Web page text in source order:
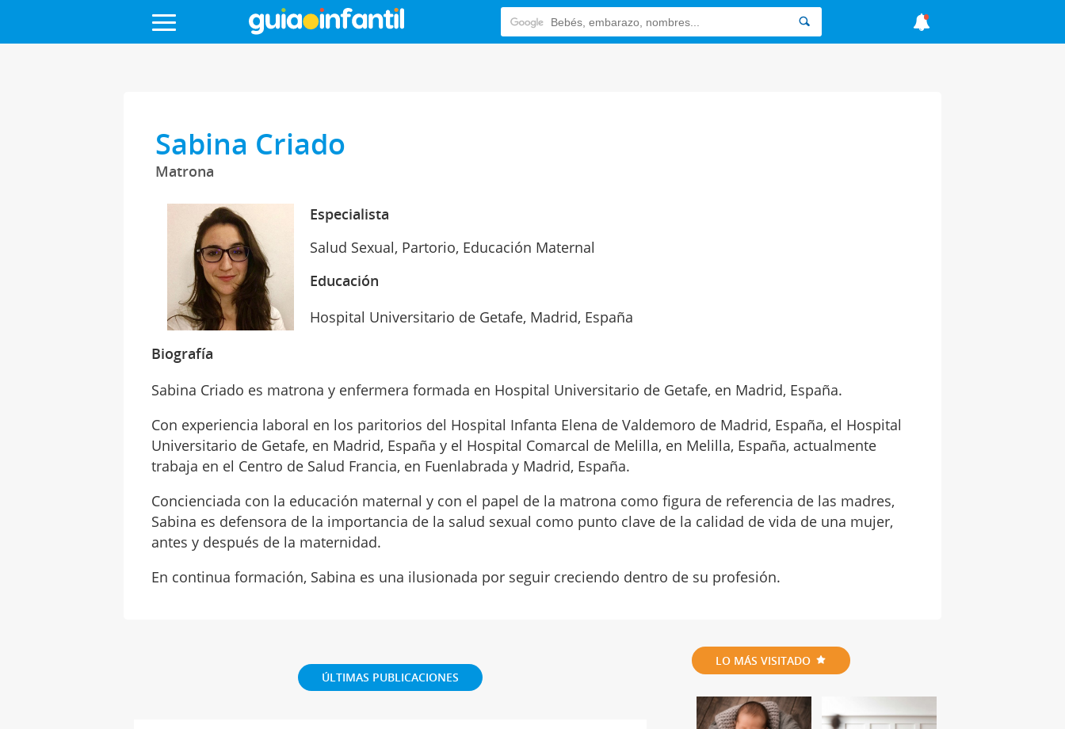
Sabina Criado
Matrona
Especialista
Salud Sexual, Partorio, Educación Maternal
Educación
Hospital Universitario de Getafe, Madrid, España
Biografía
Sabina Criado es matrona y enfermera formada en Hospital Universitario de Getafe, en Madrid, España.
Con experiencia laboral en los paritorios del Hospital Infanta Elena de Valdemoro de Madrid, España, el Hospital
Universitario de Getafe, en Madrid, España y el Hospital Comarcal de Melilla, en Melilla, España, actualmente
trabaja en el Centro de Salud Francia, en Fuenlabrada y Madrid, España.
Concienciada con la educación maternal y con el papel de la matrona como figura de referencia de las madres,
Sabina es defensora de la importancia de la salud sexual como punto clave de la calidad de vida de una mujer,
antes y después de la maternidad.
En continua formación, Sabina es una ilusionada por seguir creciendo dentro de su profesión.
ÚLTIMAS PUBLICACIONES
LO MÁS VISITADO